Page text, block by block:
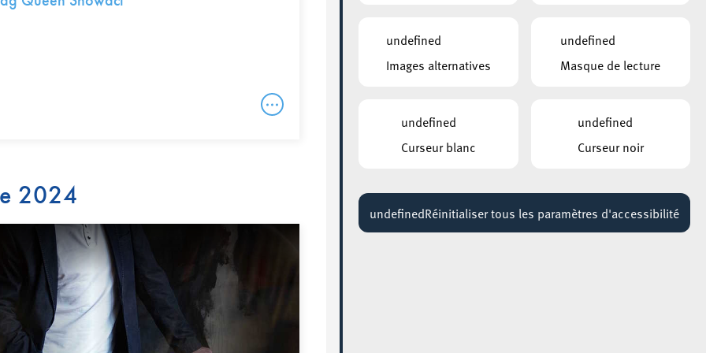
2024
undefined
Images alternatives
undefined
Masque de lecture
undefined
Curseur blanc
undefined
Curseur noir
undefinedRéinitialiser tous les paramètres d'accessibilité